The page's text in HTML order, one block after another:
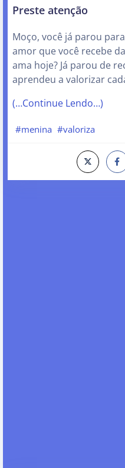
Preste atenção
Moço, você já parou
amor que você recebe
ama hoje? Já parou de
aprendeu a valorizar
(…Continue Lendo…)
#menina #valoriza